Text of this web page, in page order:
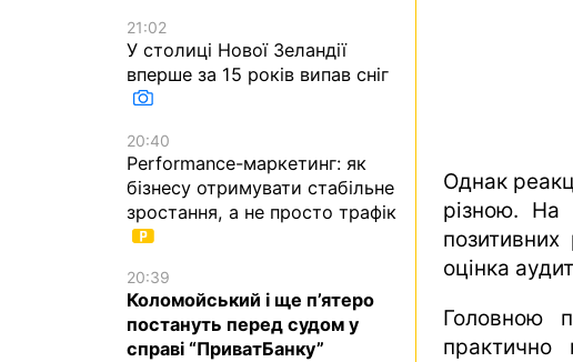
Однак
різною. На
позитивних
оцінка
Головною
практично
21:02
У столиці Нової Зеландії
вперше за 15 років випав сніг
20:40
Performance-маркетинг: як
бізнесу отримувати стабільне
зростання, а не просто трафік
20:39
Коломойський і ще п’ятеро
постануть перед судом у
справі “ПриватБанку”